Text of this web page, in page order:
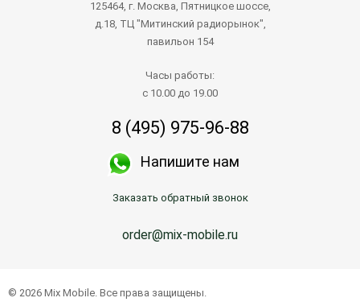
125464, г. Москва, Пятницкое шоссе,
д.18, ТЦ "Митинский радиорынок",
павильон 154
Часы работы:
с 10.00 до 19.00
8 (495) 975-96-88
Напишите нам
Заказать обратный звонок
order@mix-mobile.ru
© 2026 Mix Mobile. Все права защищены.